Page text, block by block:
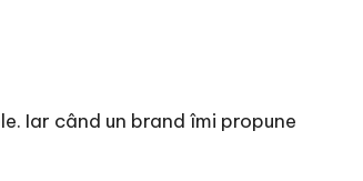
Iar când un brand îmi propune